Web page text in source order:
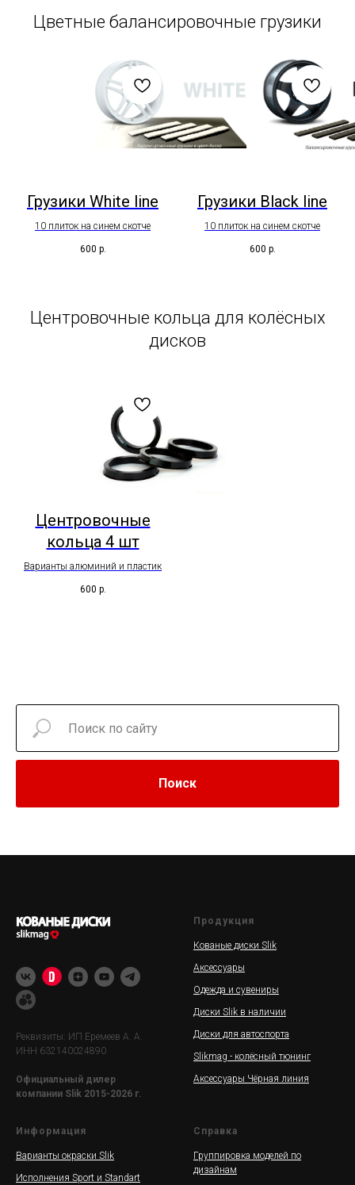
Цветные балансировочные грузики
Грузики White line
10 плиток на синем скотче
600 р.
Грузики Black line
10 плиток на синем скотче
600 р.
Центровочные кольца для колёсных
дисков
Центровочные
кольца 4 шт
Варианты алюминий и пластик
600 р.
Поиск
Реквизиты: ИП Еремеев А. А.
ИНН 632140024890
Официальный дилер
компании Slik 2015-2026 г.
Продукция
Кованые диски Slik
Аксессуары
Одежда и сувениры
Диски Slik в наличии
Диски для автоспорта
Slikmag - колёсный тюнинг
Аксессуары Чёрная линия
Информация
Варианты окраски Slik
Исполнения Sport и Standart
Справка
Группировка моделей по
дизайнам